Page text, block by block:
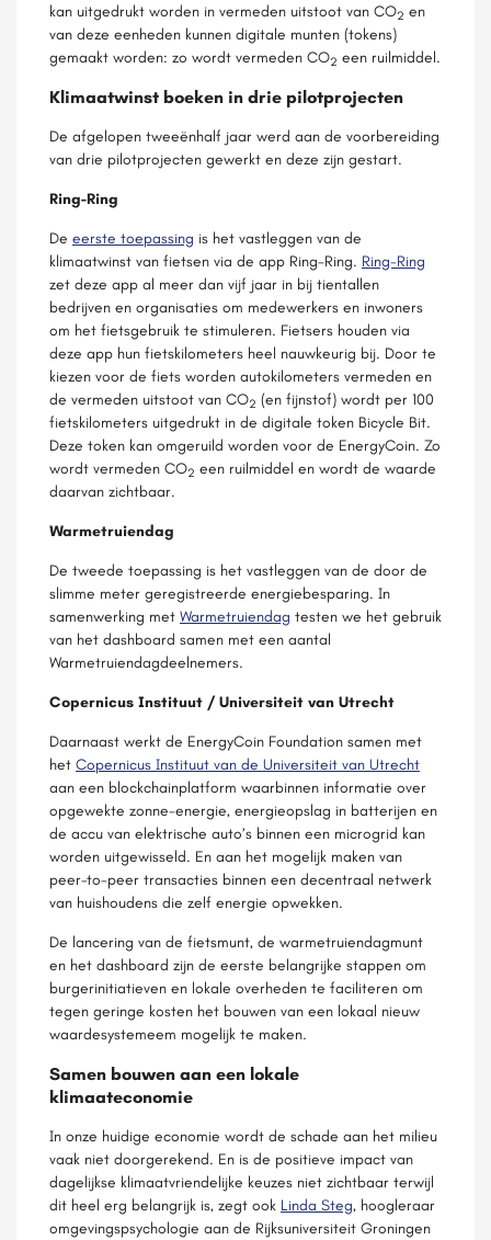
kan uitgedrukt worden in vermeden uitstoot van CO2 en
van deze eenheden kunnen digitale munten (tokens)
gemaakt worden: zo wordt vermeden CO2 een ruilmiddel.
Klimaatwinst boeken in drie pilotprojecten
De afgelopen tweeënhalf jaar werd aan de voorbereiding
van drie pilotprojecten gewerkt en deze zijn gestart.
Ring-Ring
De eerste toepassing is het vastleggen van de
klimaatwinst van fietsen via de app Ring-Ring. Ring-Ring
zet deze app al meer dan vijf jaar in bij tientallen
bedrijven en organisaties om medewerkers en inwoners
om het fietsgebruik te stimuleren. Fietsers houden via
deze app hun fietskilometers heel nauwkeurig bij. Door te
kiezen voor de fiets worden autokilometers vermeden en
de vermeden uitstoot van CO2 (en fijnstof) wordt per 100
fietskilometers uitgedrukt in de digitale token Bicycle Bit.
Deze token kan omgeruild worden voor de EnergyCoin. Zo
wordt vermeden CO2 een ruilmiddel en wordt de waarde
daarvan zichtbaar.
Warmetruiendag
De tweede toepassing is het vastleggen van de door de
slimme meter geregistreerde energiebesparing. In
samenwerking met Warmetruiendag testen we het gebruik
van het dashboard samen met een aantal
Warmetruiendagdeelnemers.
Copernicus Instituut / Universiteit van Utrecht
Daarnaast werkt de EnergyCoin Foundation samen met
het Copernicus Instituut van de Universiteit van Utrecht
aan een blockchainplatform waarbinnen informatie over
opgewekte zonne-energie, energieopslag in batterijen en
de accu van elektrische auto’s binnen een microgrid kan
worden uitgewisseld. En aan het mogelijk maken van
peer-to-peer transacties binnen een decentraal netwerk
van huishoudens die zelf energie opwekken.
De lancering van de fietsmunt, de warmetruiendagmunt
en het dashboard zijn de eerste belangrijke stappen om
burgerinitiatieven en lokale overheden te faciliteren om
tegen geringe kosten het bouwen van een lokaal nieuw
waardesystemeem mogelijk te maken.
Samen bouwen aan een lokale
klimaateconomie
In onze huidige economie wordt de schade aan het milieu
vaak niet doorgerekend. En is de positieve impact van
dagelijkse klimaatvriendelijke keuzes niet zichtbaar terwijl
dit heel erg belangrijk is, zegt ook Linda Steg, hoogleraar
omgevingspsychologie aan de Rijksuniversiteit Groningen